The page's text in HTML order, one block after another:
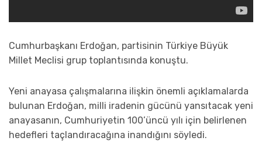
Cumhurbaşkanı Erdoğan, partisinin Türkiye Büyük
Millet Meclisi grup toplantısında konuştu.
Yeni anayasa çalışmalarına ilişkin önemli açıklamalarda
bulunan Erdoğan, milli iradenin gücünü yansıtacak yeni
anayasanın, Cumhuriyetin 100’üncü yılı için belirlenen
hedefleri taçlandıracağına inandığını söyledi.